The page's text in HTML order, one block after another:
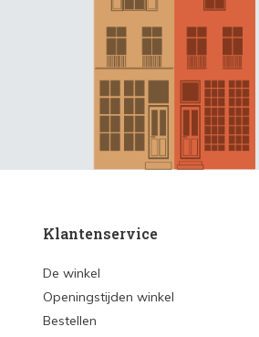
Klantenservice
De winkel
Openingstijden winkel
Bestellen